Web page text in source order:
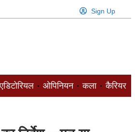
Sign Up
एडिटोरियल ओपिनियन कला कैरियर